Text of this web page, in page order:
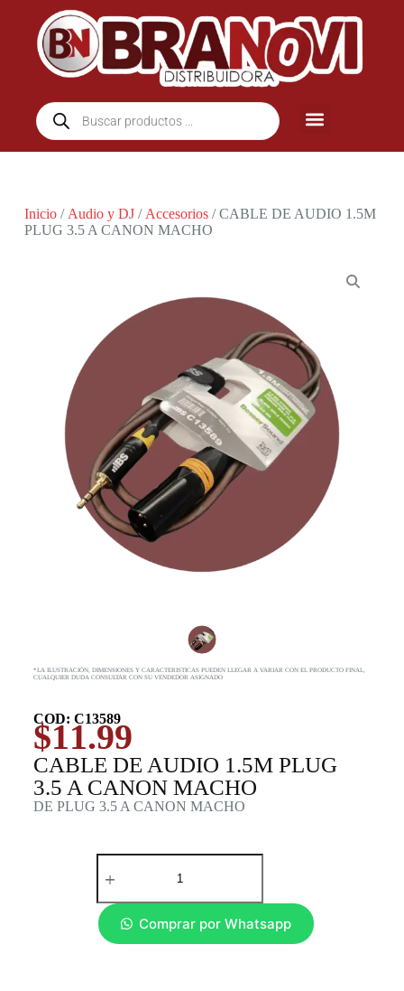
Inicio/ Audio y DJ/ Accesorios/ CABLE DE AUDIO 1.5M
PLUG 3.5 A CANON MACHO
*LA ILUSTRACIÓN, DIMENSIONES Y CARACTERISTICAS PUEDEN LLEGAR A VARIAR CON EL PRODUCTO FINAL,
CUALQUIER DUDA CONSULTAR CON SU VENDEDOR ASIGNADO
COD: C13589
$11.99
CABLE DE AUDIO 1.5M PLUG
3.5 A CANON MACHO
DE PLUG 3.5 A CANON MACHO
Comprar por Whatsapp